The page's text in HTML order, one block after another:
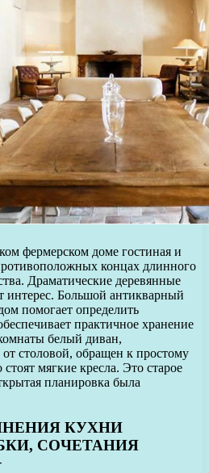
фермерском доме гостиная и
концах длинного
Драматические деревянные
интерес. Большой антикварный
помогает определить
практичное хранение
белый диван,
столовой, обращен к простому
мягкие кресла. Это старое
планировка была
КУХНИ
СОЧЕТАНИЯ